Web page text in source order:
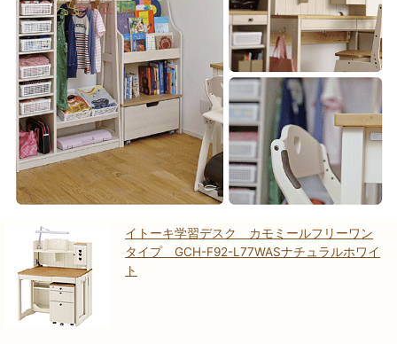
イトーキ学習デスク カモミールフリーワン
タイプ GCH-F92-L77WASナチュラルホワイ
ト